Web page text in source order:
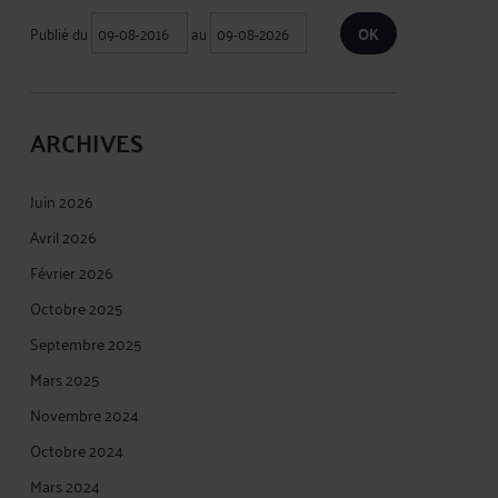
Publié du au
ARCHIVES
Juin 2026
Avril 2026
Février 2026
Octobre 2025
Septembre 2025
Mars 2025
Novembre 2024
Octobre 2024
Mars 2024